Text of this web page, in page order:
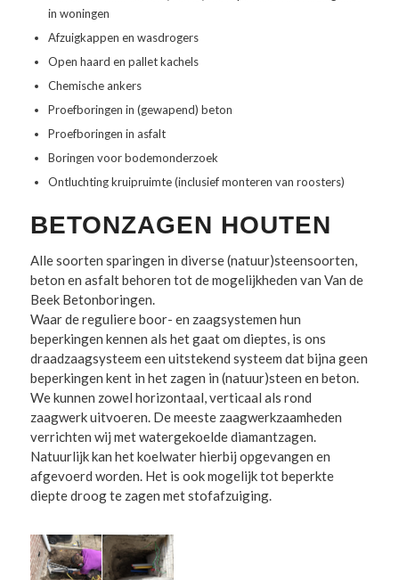
in woningen
Afzuigkappen en wasdrogers
Open haard en pallet kachels
Chemische ankers
Proefboringen in (gewapend) beton
Proefboringen in asfalt
Boringen voor bodemonderzoek
Ontluchting kruipruimte (inclusief monteren van roosters)
BETONZAGEN HOUTEN
Alle soorten sparingen in diverse (natuur)steensoorten,
beton en asfalt behoren tot de mogelijkheden van Van de
Beek Betonboringen.
Waar de reguliere boor- en zaagsystemen hun
beperkingen kennen als het gaat om dieptes, is ons
draadzaagsysteem een uitstekend systeem dat bijna geen
beperkingen kent in het zagen in (natuur)steen en beton.
We kunnen zowel horizontaal, verticaal als rond
zaagwerk uitvoeren. De meeste zaagwerkzaamheden
verrichten wij met watergekoelde diamantzagen.
Natuurlijk kan het koelwater hierbij opgevangen en
afgevoerd worden. Het is ook mogelijk tot beperkte
diepte droog te zagen met stofafzuiging.